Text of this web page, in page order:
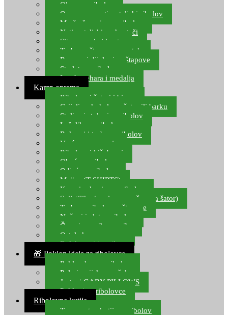
Olovo za ribolov
Oprema za natjecateljski ribolov
Mreže čuvarice za ribolov
Natjecateljski podmetači
Sito, posude i kante
Torbe za štapove – match
Rezervni dijelovi za štapove
Starlete za ribolov
Izrada pehara i medalja
Kamp oprema
Ribolovni šatori i bivvy
Grijalice, kuhala za šator ili barku
Stolice i stolovi za ribolov
Ležaljke za ribolov
Ruksaci i torbe za ribolov
Vreće za spavanje
Ribolovni kišobrani
Obuća za ribolov
Odjeća za ribolov
Majice (T-SHIRTS)
Kape i rukavice za ribolov
Svijetiljke (naglavne, ručne, za šator)
Torbe za ribolovne štapove
Noževi i alat za ribolov
Čamci za prihranu ribe
Ostala kamp oprema
Dalekozori i optika
🎁 Poklon ideje za ribolovce
Poklon bon za ribolov
Polarizacijske naočale
Jastuci GABY PILLOWS
Pokloni za ribolovce
Ribolovne kutije
Transportne kutije za ribolov